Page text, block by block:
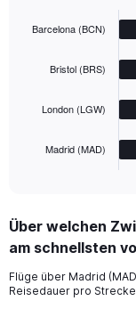
with
chart
Range:
4
The
chart
Barcelona (BCN)
Bristol (BRS)
London (LGW)
Madrid (MAD)
Über welchen
am schnellsten
Flüge über Madrid
Reisedauer pro